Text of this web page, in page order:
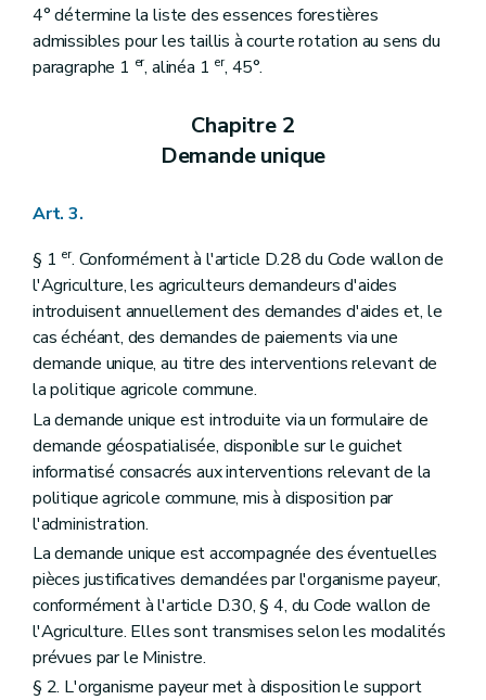
4° détermine la liste des essences forestières
admissibles pour les taillis à courte rotation au sens du
paragraphe 1 er, alinéa 1 er, 45°.
Chapitre 2
Demande unique
Art. 3.
§ 1 er. Conformément à l'article D.28 du Code wallon de
l'Agriculture, les agriculteurs demandeurs d'aides
introduisent annuellement des demandes d'aides et, le
cas échéant, des demandes de paiements via une
demande unique, au titre des interventions relevant de
la politique agricole commune.
La demande unique est introduite via un formulaire de
demande géospatialisée, disponible sur le guichet
informatisé consacrés aux interventions relevant de la
politique agricole commune, mis à disposition par
l'administration.
La demande unique est accompagnée des éventuelles
pièces justificatives demandées par l'organisme payeur,
conformément à l'article D.30, § 4, du Code wallon de
l'Agriculture. Elles sont transmises selon les modalités
prévues par le Ministre.
§ 2. L'organisme payeur met à disposition le support